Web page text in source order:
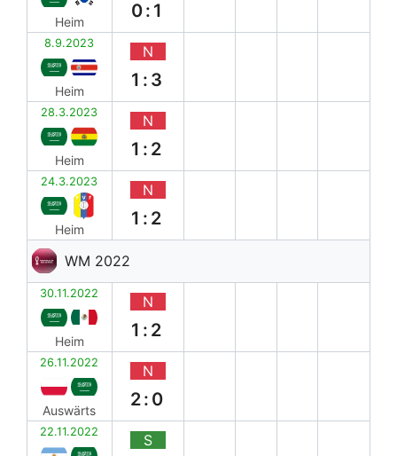
Heim
0:1
8.9.2023
Heim
N
1:3
28.3.2023
Heim
N
1:2
24.3.2023
Heim
N
1:2
WM 2022
30.11.2022
Heim
N
1:2
26.11.2022
Auswärts
N
2:0
22.11.2022 S